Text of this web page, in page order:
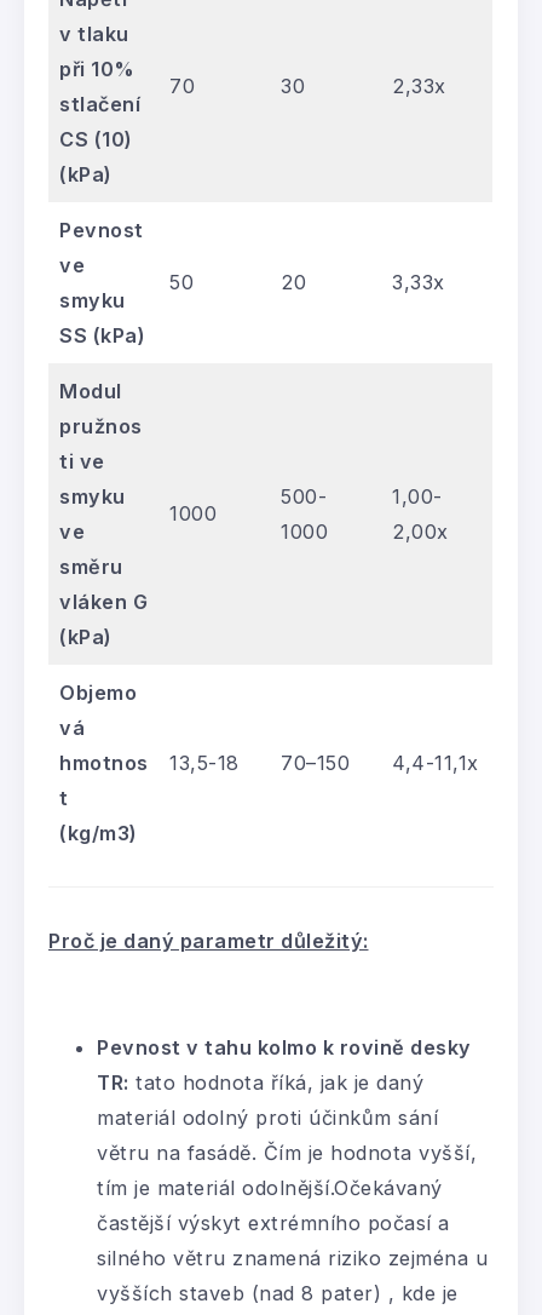
v tlaku
při 10%
stlačení
CS (10)
(kPa)
70 30 2,33x
Pevnost
ve
smyku
SS (kPa)
50 20 3,33x
Modul
pružnos
ti ve
smyku
ve
směru
vláken G
(kPa)
1000
500-
1000
1,00-
2,00x
Objemo
vá
hmotnos
t
(kg/m3)
13,5-18 70–150 4,4-11,1x
Proč je daný parametr důležitý:
Pevnost v tahu kolmo k rovině desky
TR: tato hodnota říká, jak je daný
materiál odolný proti účinkům sání
větru na fasádě. Čím je hodnota vyšší,
tím je materiál odolnější.Očekávaný
častější výskyt extrémního počasí a
silného větru znamená riziko zejména u
vyšších staveb (nad 8 pater) , kde je